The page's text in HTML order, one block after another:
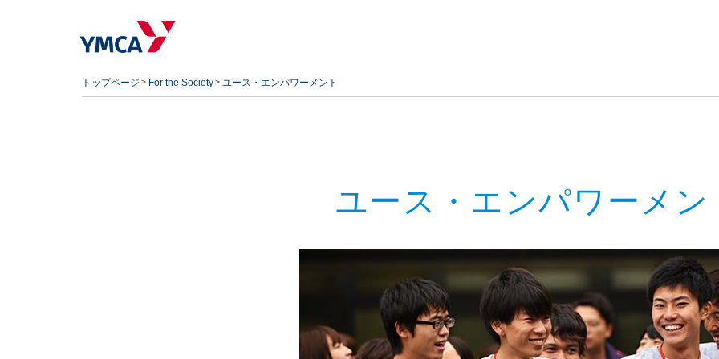
トップページ For the Society ユース・エンパワーメント
ユース・エンパワーメン